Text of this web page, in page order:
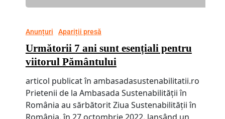
Anunțuri Apariții presă
Următorii 7 ani sunt esențiali pentru
viitorul Pământului
articol publicat în ambasadasustenabilitatii.ro
Prietenii de la Ambasada Sustenabilității în
România au sărbătorit Ziua Sustenabilității în